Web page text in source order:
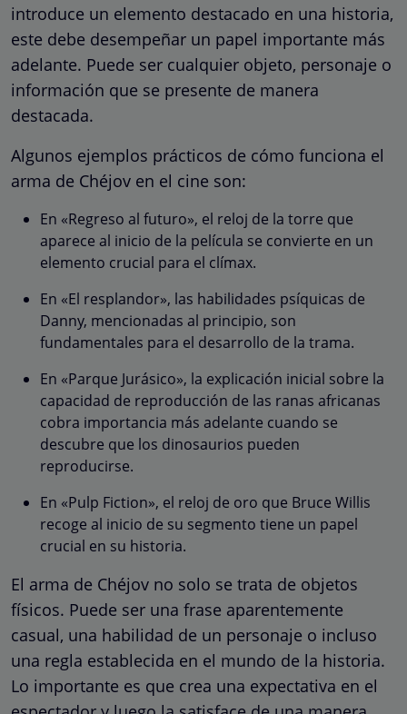
introduce un elemento destacado en una historia,
este debe desempeñar un papel importante más
adelante. Puede ser cualquier objeto, personaje o
información que se presente de manera
destacada.
Algunos ejemplos prácticos de cómo funciona el
arma de Chéjov en el cine son:
En «Regreso al futuro», el reloj de la torre que
aparece al inicio de la película se convierte en un
elemento crucial para el clímax.
En «El resplandor», las habilidades psíquicas de
Danny, mencionadas al principio, son
fundamentales para el desarrollo de la trama.
En «Parque Jurásico», la explicación inicial sobre la
capacidad de reproducción de las ranas africanas
cobra importancia más adelante cuando se
descubre que los dinosaurios pueden
reproducirse.
En «Pulp Fiction», el reloj de oro que Bruce Willis
recoge al inicio de su segmento tiene un papel
crucial en su historia.
El arma de Chéjov no solo se trata de objetos
físicos. Puede ser una frase aparentemente
casual, una habilidad de un personaje o incluso
una regla establecida en el mundo de la historia.
Lo importante es que crea una expectativa en el